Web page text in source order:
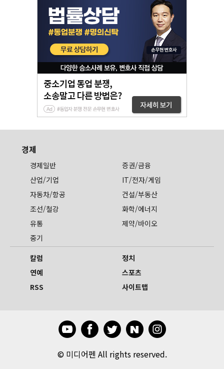
경제
경제일반
증권/금융
산업/기업
IT/전자/게임
자동차/항공
건설/부동산
조선/철강
화학/에너지
유통
제약/바이오
중기
칼럼
정치
연예
스포츠
RSS
사이트맵
© 미디어펜 All rights reserved.